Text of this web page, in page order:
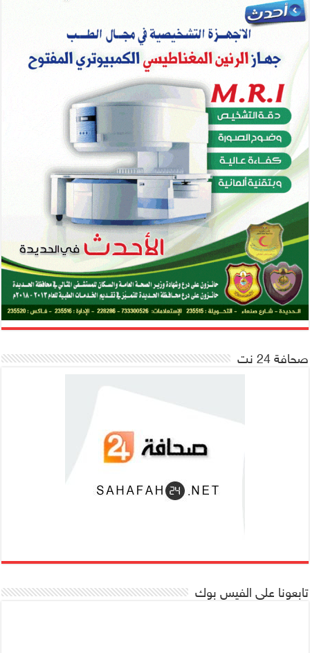
صحافة 24 نت
تابعونا على الفيس بوك